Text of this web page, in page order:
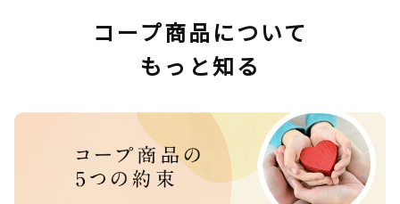
コープ商品について
もっと知る